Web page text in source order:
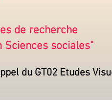
de recherche
Sciences sociales"
du GT02 Etudes